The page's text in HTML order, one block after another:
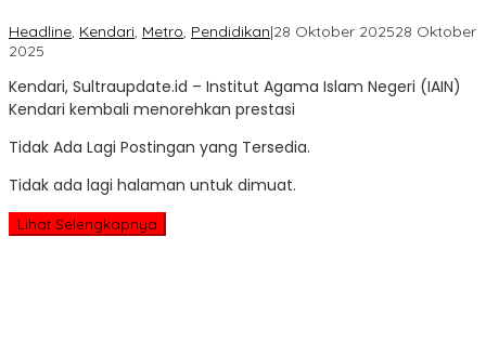
Headline, Kendari, Metro, Pendidikan|28 Oktober 202528 Oktober
2025
Update
Kendari, Sultraupdate.id – Institut Agama Islam Negeri (IAIN)
Kendari kembali menorehkan prestasi
Tidak Ada Lagi Postingan yang Tersedia.
Tidak ada lagi halaman untuk dimuat.
Lihat Selengkapnya